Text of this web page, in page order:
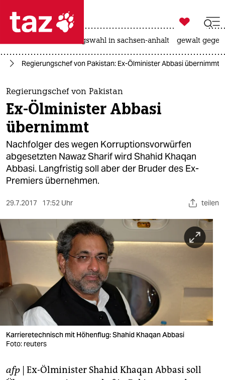
 taz zahl ich
taz zahl ich
themen
politik
öko
gesellschaft
kultur
sport
nord
wahrheit
verlag
verlag
veranstaltungen
fragen & hilfe

taz zahl ich
landtagswahl in sachsen-anhalt gewalt
Regierungschef von Pakistan: Ex-Ölminister Abbasi übernimmt
Regierungschef von Pakistan
Ex-Ölminister Abbasi
übernimmt
Nachfolger des wegen Korruptionsvorwürfen
abgesetzten Nawaz Sharif wird Shahid Khaqan
Abbasi. Langfristig soll aber der Bruder des Ex-
Premiers übernehmen.
29.7.2017 17:52 Uhr teilen
Karrieretechnisch mit Höhenflug: Shahid Khaqan Abbasi
Foto: reuters
afp | Ex-Ölminister Shahid Khaqan Abbasi soll